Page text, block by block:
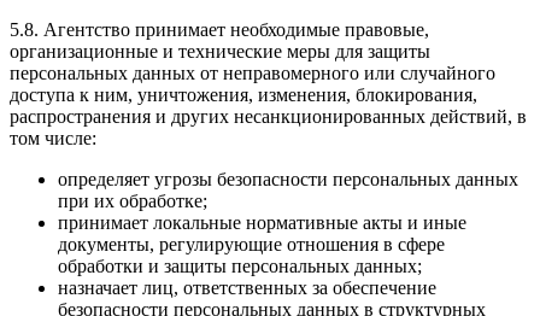
5.8. Агентство принимает необходимые правовые,
организационные и технические меры для защиты
персональных данных от неправомерного или случайного
доступа к ним, уничтожения, изменения, блокирования,
распространения и других несанкционированных действий, в
том числе:
определяет угрозы безопасности персональных данных
при их обработке;
принимает локальные нормативные акты и иные
документы, регулирующие отношения в сфере
обработки и защиты персональных данных;
назначает лиц, ответственных за обеспечение
безопасности персональных данных в структурных